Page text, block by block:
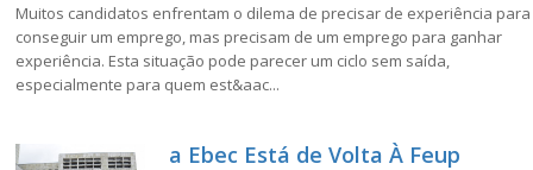
Muitos candidatos enfrentam o dilema de precisar de experiência para
conseguir um emprego, mas precisam de um emprego para ganhar
experiência. Esta situação pode parecer um ciclo sem saída,
especialmente para quem est&aac...
a Ebec Está de Volta À Feup